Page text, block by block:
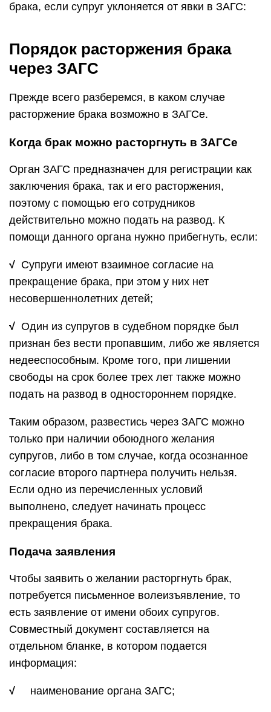
брака, если супруг уклоняется от явки в ЗАГС:
Порядок расторжения брака
через ЗАГС
Прежде всего разберемся, в каком случае
расторжение брака возможно в ЗАГСе.
Когда брак можно расторгнуть в ЗАГСе
Орган ЗАГС предназначен для регистрации как
заключения брака, так и его расторжения,
поэтому с помощью его сотрудников
действительно можно подать на развод. К
помощи данного органа нужно прибегнуть, если:
√ Супруги имеют взаимное согласие на
прекращение брака, при этом у них нет
несовершеннолетних детей;
√ Один из супругов в судебном порядке был
признан без вести пропавшим, либо же является
недееспособным. Кроме того, при лишении
свободы на срок более трех лет также можно
подать на развод в одностороннем порядке.
Таким образом, развестись через ЗАГС можно
только при наличии обоюдного желания
супругов, либо в том случае, когда осознанное
согласие второго партнера получить нельзя.
Если одно из перечисленных условий
выполнено, следует начинать процесс
прекращения брака.
Подача заявления
Чтобы заявить о желании расторгнуть брак,
потребуется письменное волеизъявление, то
есть заявление от имени обоих супругов.
Совместный документ составляется на
отдельном бланке, в котором подается
информация:
√ наименование органа ЗАГС;